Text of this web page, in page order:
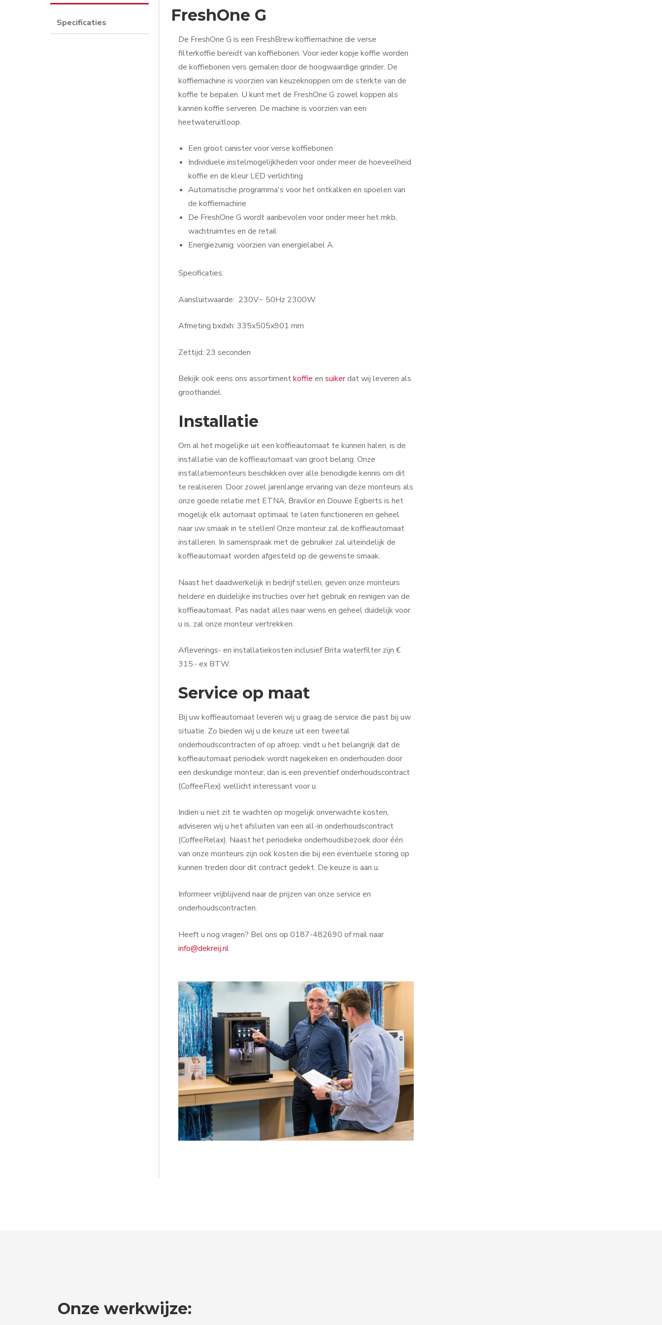
Specificaties FreshOne G
De FreshOne G is een FreshBrew koffiemachine die verse
filterkoffie bereidt van koffiebonen. Voor ieder kopje koffie worden
de koffiebonen vers gemalen door de hoogwaardige grinder. De
koffiemachine is voorzien van keuzeknoppen om de sterkte van de
koffie te bepalen. U kunt met de FreshOne G zowel koppen als
kannen koffie serveren. De machine is voorzien van een
heetwateruitloop.
Een groot canister voor verse koffiebonen
Individuele instelmogelijkheden voor onder meer de hoeveelheid
koffie en de kleur LED verlichting
Automatische programma's voor het ontkalken en spoelen van
de koffiemachine
De FreshOne G wordt aanbevolen voor onder meer het mkb,
wachtruimtes en de retail
Energiezuinig: voorzien van energielabel A.
Specificaties:
Aansluitwaarde: 230V~ 50Hz 2300W
Afmeting bxdxh: 335x505x901 mm
Zettijd: 23 seconden
Bekijk ook eens ons assortimentkoffie en suikerdat wij leveren als
groothandel.
Installatie
Om al het mogelijke uit een koffieautomaat te kunnen halen, is de
installatie van de koffieautomaat van groot belang. Onze
installatiemonteurs beschikken over alle benodigde kennis om dit
te realiseren. Door zowel jarenlange ervaring van deze monteurs als
onze goede relatie met ETNA, Bravilor en Douwe Egberts is het
mogelijk elk automaat optimaal te laten functioneren en geheel
naar uw smaak in te stellen! Onze monteur zal de koffieautomaat
installeren. In samenspraak met de gebruiker zal uiteindelijk de
koffieautomaat worden afgesteld op de gewenste smaak.
Naast het daadwerkelijk in bedrijf stellen, geven onze monteurs
heldere en duidelijke instructies over het gebruik en reinigen van de
koffieautomaat. Pas nadat alles naar wens en geheel duidelijk voor
u is, zal onze monteur vertrekken.
Afleverings- en installatiekosten inclusief Brita waterfilter zijn €
315.- ex BTW.
Service op maat
Bij uw koffieautomaat leveren wij u graag de service die past bij uw
situatie. Zo bieden wij u de keuze uit een tweetal
onderhoudscontracten of op afroep: vindt u het belangrijk dat de
koffieautomaat periodiek wordt nagekeken en onderhouden door
een deskundige monteur, dan is een preventief onderhoudscontract
(CoffeeFlex) wellicht interessant voor u.
Indien u niet zit te wachten op mogelijk onverwachte kosten,
adviseren wij u het afsluiten van een all-in onderhoudscontract
(CoffeeRelax). Naast het periodieke onderhoudsbezoek door één
van onze monteurs zijn ook kosten die bij een eventuele storing op
kunnen treden door dit contract gedekt. De keuze is aan u.
Informeer vrijblijvend naar de prijzen van onze service en
onderhoudscontracten.
Heeft u nog vragen? Bel ons op 0187-482690 of mail naar
info@dekreij.nl
Onze werkwijze: